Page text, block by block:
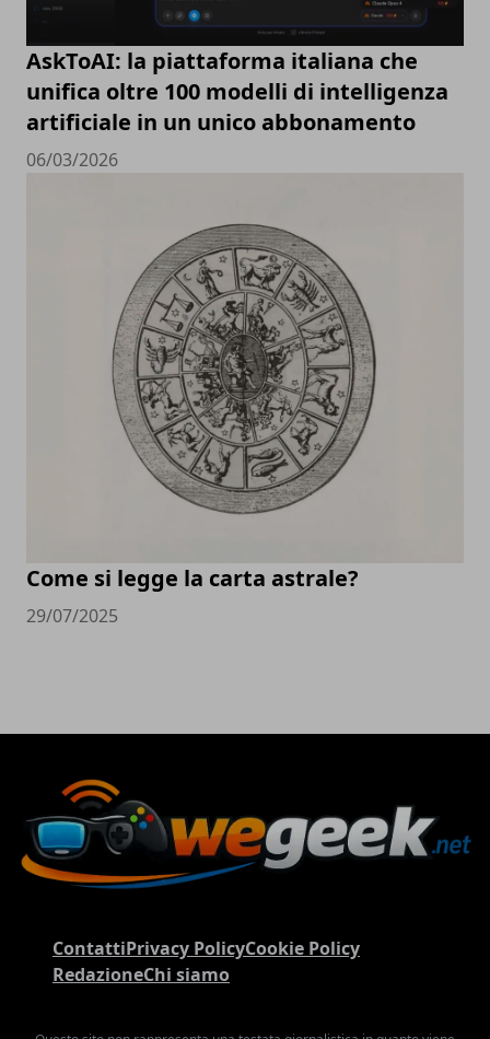
AskToAI: la piattaforma italiana che
unifica oltre 100 modelli di intelligenza
artificiale in un unico abbonamento
06/03/2026
Come si legge la carta astrale?
29/07/2025
ContattiPrivacy PolicyCookie Policy
RedazioneChi siamo